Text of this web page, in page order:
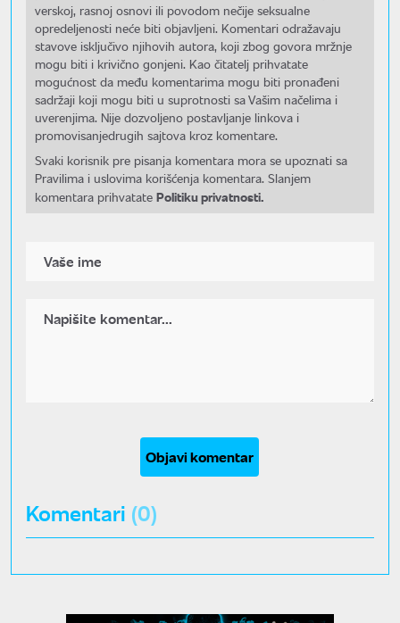
verskoj, rasnoj osnovi ili povodom nečije seksualne
opredeljenosti neće biti objavljeni. Komentari odražavaju
stavove isključivo njihovih autora, koji zbog govora mržnje
mogu biti i krivično gonjeni. Kao čitatelj prihvatate
mogućnost da među komentarima mogu biti pronađeni
sadržaji koji mogu biti u suprotnosti sa Vašim načelima i
uverenjima. Nije dozvoljeno postavljanje linkova i
promovisanjedrugih sajtova kroz komentare.
Svaki korisnik pre pisanja komentara mora se upoznati sa
Pravilima i uslovima korišćenja komentara. Slanjem
komentara prihvatate Politiku privatnosti.
Objavi komentar
Komentari (0)